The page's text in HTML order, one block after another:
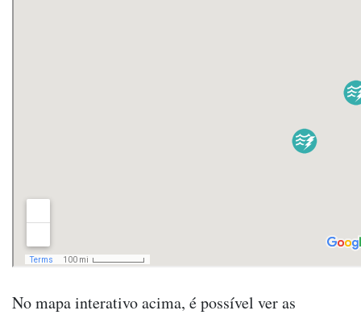
No mapa interativo acima, é possível ver as